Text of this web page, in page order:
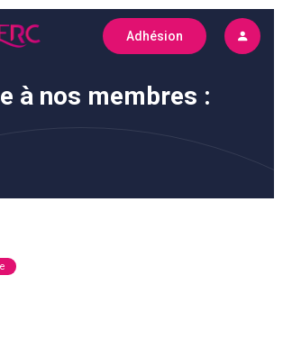
Adhésion
à nos membres :